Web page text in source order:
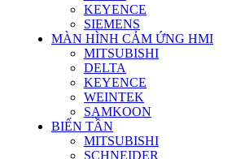
KEYENCE
SIEMENS
MÀN HÌNH CẢM ỨNG HMI
MITSUBISHI
DELTA
KEYENCE
WEINTEK
SAMKOON
BIẾN TẦN
MITSUBISHI
SCHNEIDER